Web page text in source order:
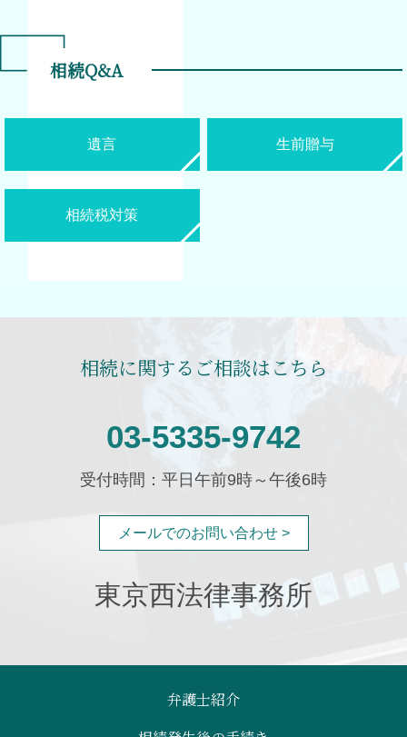
相続Q&A
遺言 生前贈与
相続税対策
相続に関するご相談はこちら
03-5335-9742
受付時間：平日午前9時～午後6時
メールでのお問い合わせ >
東京西法律事務所
弁護士紹介